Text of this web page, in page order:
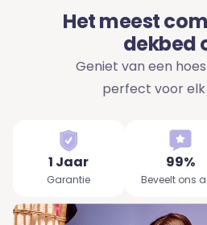
Het meest
dekbed
Geniet van een
perfect voor elk
1 Jaar
Garantie
99%
Beveelt ons